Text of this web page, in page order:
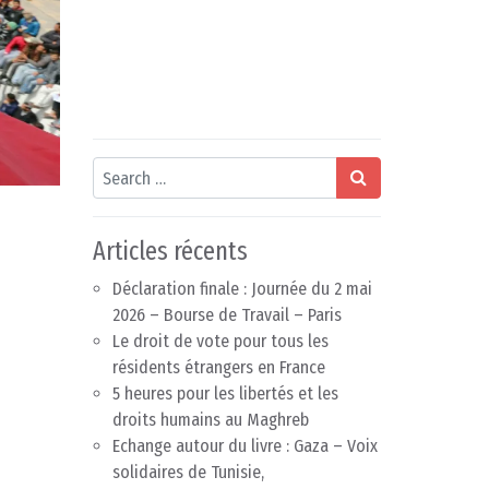
Search
Articles récents
Déclaration finale : Journée du 2 mai
2026 – Bourse de Travail – Paris
Le droit de vote pour tous les
résidents étrangers en France
5 heures pour les libertés et les
droits humains au Maghreb
Echange autour du livre : Gaza – Voix
solidaires de Tunisie,